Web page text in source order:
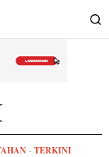
· TERKINI